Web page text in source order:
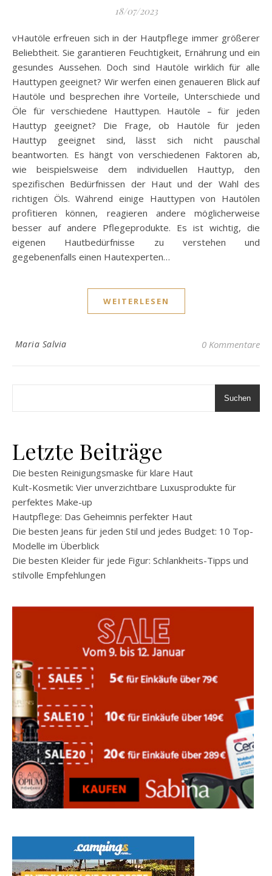
18/07/2023
vHautöle erfreuen sich in der Hautpflege immer größerer
Beliebtheit. Sie garantieren Feuchtigkeit, Ernährung und ein
gesundes Aussehen. Doch sind Hautöle wirklich für alle
Hauttypen geeignet? Wir werfen einen genaueren Blick auf
Hautöle und besprechen ihre Vorteile, Unterschiede und
Öle für verschiedene Hauttypen. Hautöle – für jeden
Hauttyp geeignet? Die Frage, ob Hautöle für jeden
Hauttyp geeignet sind, lässt sich nicht pauschal
beantworten. Es hängt von verschiedenen Faktoren ab,
wie beispielsweise dem individuellen Hauttyp, den
spezifischen Bedürfnissen der Haut und der Wahl des
richtigen Öls. Während einige Hauttypen von Hautölen
profitieren können, reagieren andere möglicherweise
besser auf andere Pflegeprodukte. Es ist wichtig, die
eigenen Hautbedürfnisse zu verstehen und
gegebenenfalls einen Hautexperten…
WEITERLESEN
Maria Salvia 0 Kommentare
Suchen
Letzte Beiträge
Die besten Reinigungsmaske für klare Haut
Kult-Kosmetik: Vier unverzichtbare Luxusprodukte für
perfektes Make-up
Hautpflege: Das Geheimnis perfekter Haut
Die besten Jeans für jeden Stil und jedes Budget: 10 Top-
Modelle im Überblick
Die besten Kleider für jede Figur: Schlankheits-Tipps und
stilvolle Empfehlungen